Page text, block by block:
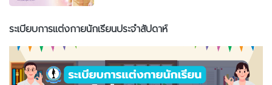
ระเบียบการแต่งกายนักเรียนประจำสัปดาห์